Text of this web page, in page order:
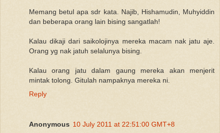
Memang betul apa sdr kata. Najib, Hishamudin, Muhyiddin
dan beberapa orang lain bising sangatlah!
Kalau dikaji dari saikolojinya mereka macam nak jatu aje.
Orang yg nak jatuh selalunya bising.
Kalau orang jatu dalam gaung mereka akan menjerit
mintak tolong. Gitulah nampaknya mereka ni.
Reply
Anonymous 10 July 2011 at 22:51:00 GMT+8